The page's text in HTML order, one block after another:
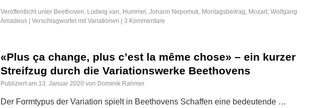
Veröffentlicht unter Beethoven, Ludwig van, Hummel, Johann Nepomuk, Montagsbeitrag, Mozart, Wolfgang
Amadeus
Verschlagwortet mit Variationen 3 Kommentare
«Plus ça change, plus c’est la même chose» – ein kurzer
Streifzug durch die Variationswerke Beethovens
Publiziert am 13. Januar 2020 von Dominik Rahmer
Der Formtypus der Variation spielt in Beethovens Schaffen eine bedeu­tende …